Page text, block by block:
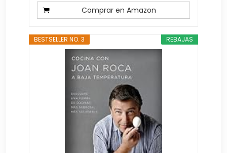
Comprar en Amazon
REBAJAS
BESTSELLER NO. 3